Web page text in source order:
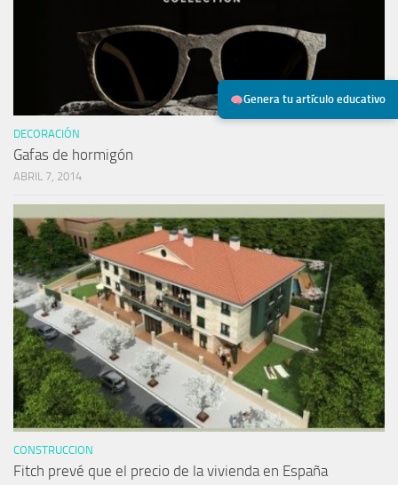
Genera tu artículo educativo
DECORACIÓN
Gafas de hormigón
ABRIL 7, 2014
CONSTRUCCION
Fitch prevé que el precio de la vivienda en España